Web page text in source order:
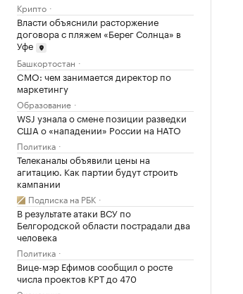
Крипто
Власти объяснили расторжение
договора с пляжем «Берег Солнца» в
Уфе
Башкортостан
CMO: чем занимается директор по
маркетингу
Образование
WSJ узнала о смене позиции разведки
США о «нападении» России на НАТО
Политика
Телеканалы объявили цены на
агитацию. Как партии будут строить
кампании
Подписка на РБК
В результате атаки ВСУ по
Белгородской области пострадали два
человека
Политика
Вице-мэр Ефимов сообщил о росте
числа проектов КРТ до 470